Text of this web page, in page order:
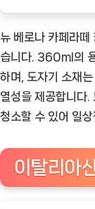
뉴 베로나 카페라떼
습니다. 360ml의
하며, 도자기 소재
열성을 제공합니다.
청소할 수 있어 일
이탈리아